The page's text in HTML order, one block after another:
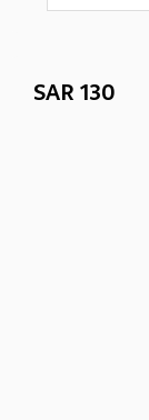
130 SAR